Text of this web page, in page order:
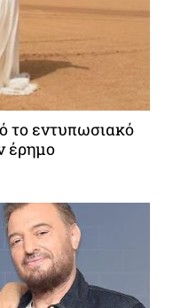
το εντυπωσιακό
έρημο